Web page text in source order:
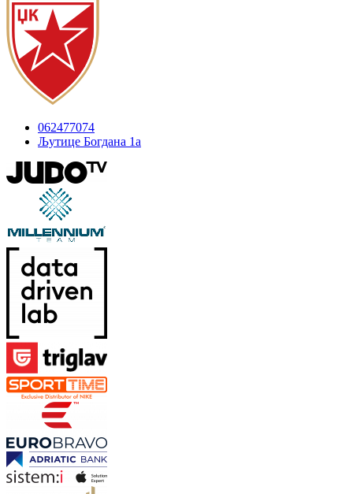
062477074
Љутице Богдана 1а